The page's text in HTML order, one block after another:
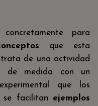
para
que esta
trata de una actividad
de medida con un
que los
se facilitan ejemplos